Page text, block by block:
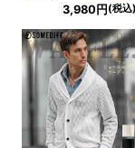
3,980円 (税込)